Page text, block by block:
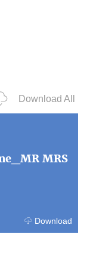
Download All
MRS
Download